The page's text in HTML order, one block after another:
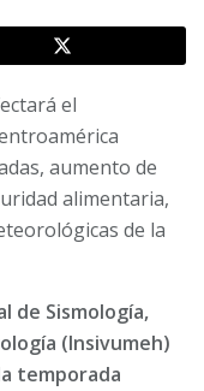
el
aumento de
alimentaria,
de la
de Sismología,
(Insivumeh)
temporada